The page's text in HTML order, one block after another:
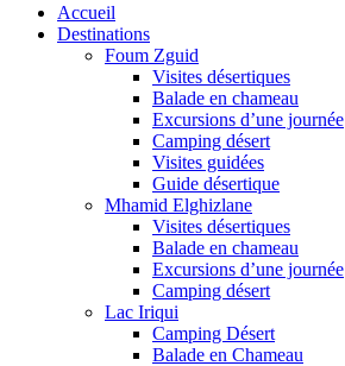
Accueil
Destinations
Foum Zguid
Visites désertiques
Balade en chameau
Excursions d’une journée
Camping désert
Visites guidées
Guide désertique
Mhamid Elghizlane
Visites désertiques
Balade en chameau
Excursions d’une journée
Camping désert
Lac Iriqui
Camping Désert
Balade en Chameau